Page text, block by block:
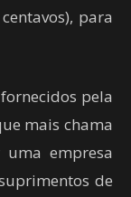
para
pela
mais chama
empresa
de